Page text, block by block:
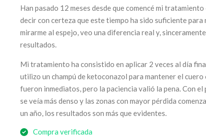
Han pasado 12 meses desde que comencé mi
decir con certeza que este tiempo ha sido suficiente
mirarme al espejo, veo una diferencia real y,
resultados.
Mi tratamiento ha consistido en aplicar 2 veces al día
utilizo un champú de ketoconazol para mantener el
fueron inmediatos, pero la paciencia valió la pena. Con el
se veía más denso y las zonas con mayor pérdida
un año, los resultados son más que evidentes.
Compra verificada